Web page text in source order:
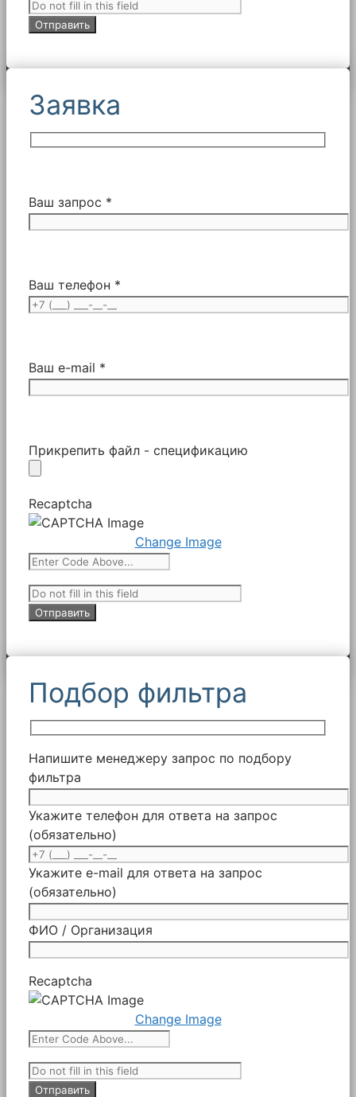
Заявка
Ваш запрос *
Ваш телефон *
Ваш e-mail *
Прикрепить файл - спецификацию
Recaptcha
Change Image
Подбор фильтра
Напишите менеджеру запрос по подбору
фильтра
Укажите телефон для ответа на запрос
(обязательно)
Укажите e-mail для ответа на запрос
(обязательно)
ФИО / Организация
Recaptcha
Change Image